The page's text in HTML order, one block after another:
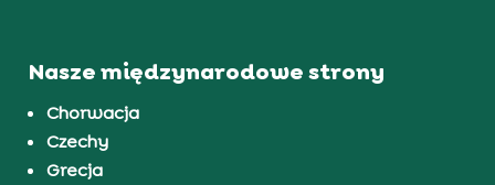
Nasze międzynarodowe strony
Chorwacja
Czechy
Grecja